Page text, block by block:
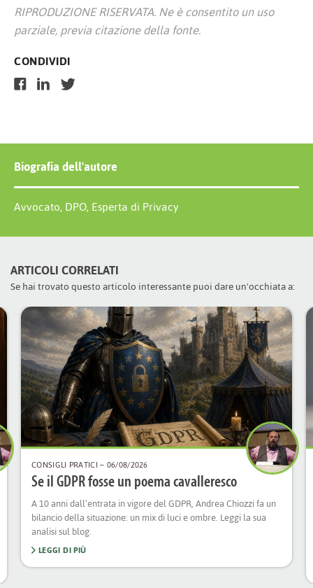
RIPRODUZIONE RISERVATA. Ne è consentito un uso
parziale, previa citazione della fonte.
CONDIVIDI
Biografia dell'autore
Avvocato, DPO, Esperta di Privacy
ARTICOLI CORRELATI
Se hai trovato questo articolo interessante puoi dare un'occhiata a:
CONSIGLI PRATICI– 06/08/2026
Se il GDPR fosse un poema cavalleresco
A 10 anni dall’entrata in vigore del GDPR, Andrea Chiozzi fa un
bilancio della situazione: un mix di luci e ombre. Leggi la sua
analisi sul blog.
LEGGI DI PIÙ